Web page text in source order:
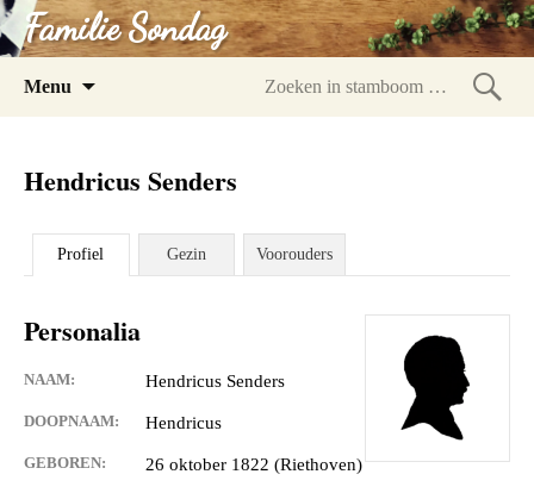
Familie Sondag
Menu
Hendricus Senders
Profiel Gezin Voorouders
Personalia
NAAM: Hendricus Senders
DOOPNAAM: Hendricus
GEBOREN: 26 oktober 1822 (Riethoven)